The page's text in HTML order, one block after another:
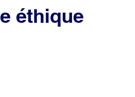
éthique